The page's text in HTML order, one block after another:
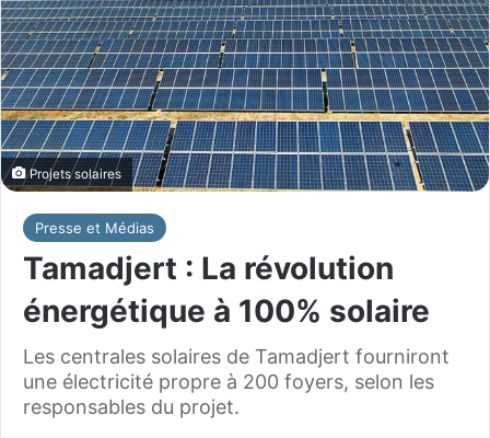
Projets solaires
Presse et Médias
Tamadjert : La révolution
énergétique à 100% solaire
Les centrales solaires de Tamadjert fourniront
une électricité propre à 200 foyers, selon les
responsables du projet.